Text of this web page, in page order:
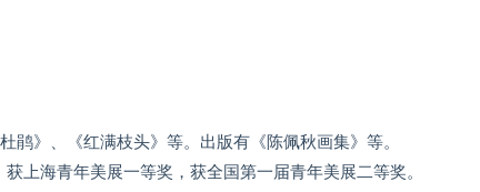
鹃》、《红满枝头》等。出版有《陈佩秋画集》等。
上海青年美展一等奖，获全国第一届青年美展二等奖。